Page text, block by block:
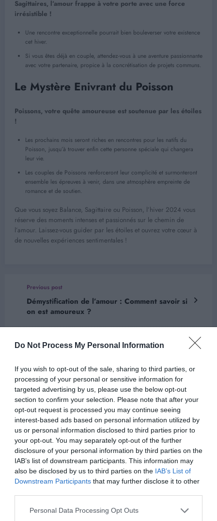
Do Not Process My Personal Information
If you wish to opt-out of the sale, sharing to third parties, or
processing of your personal or sensitive information for
targeted advertising by us, please use the below opt-out
section to confirm your selection. Please note that after your
opt-out request is processed you may continue seeing
interest-based ads based on personal information utilized by
us or personal information disclosed to third parties prior to
your opt-out. You may separately opt-out of the further
disclosure of your personal information by third parties on the
IAB’s list of downstream participants. This information may
also be disclosed by us to third parties on the IAB’s List of
Downstream Participants that may further disclose it to other
Personal Data Processing Opt Outs
Sagittaires, l’amour frappe à votre porte avec une force
irrésistible !
Une rencontre exceptionnelle pourrait bien bouleverser votre existence
cet hiver.
Si vous êtes déjà en couple, attendez-vous à une aventure passionnante
avec votre partenaire, propice à la concrétisation de projets communs.
Le Mystère Enivrant du Poisson
Poissons, votre quête amoureuse est soutenue par les étoiles
!
Les prochains mois seront riches en rencontres pour les natifs du
Poisson, jusqu’à trouver enfin cette personne spéciale qui changera
leur vie.
Les couples de Poissons renforceront leur complicité et surmonteront
ensemble les épreuves à venir, dans une atmosphère empreinte de
romance et de soutien.
Que vous soyez Balance, Sagittaire ou Poisson, l’hiver 2024 vous
réserve des moments intenses et passionnés sur le chemin de
l’amour. Laissez-vous guider par les étoiles et ouvrez votre cœur à
de nouvelles expériences sentimentales !
Previous post
Démystification de l’amour : Comment savoir si
on est amoureux ?
Next post
Les Tendances Sexuelles en France : À la
Préférées
ARTICLES EN LIEN